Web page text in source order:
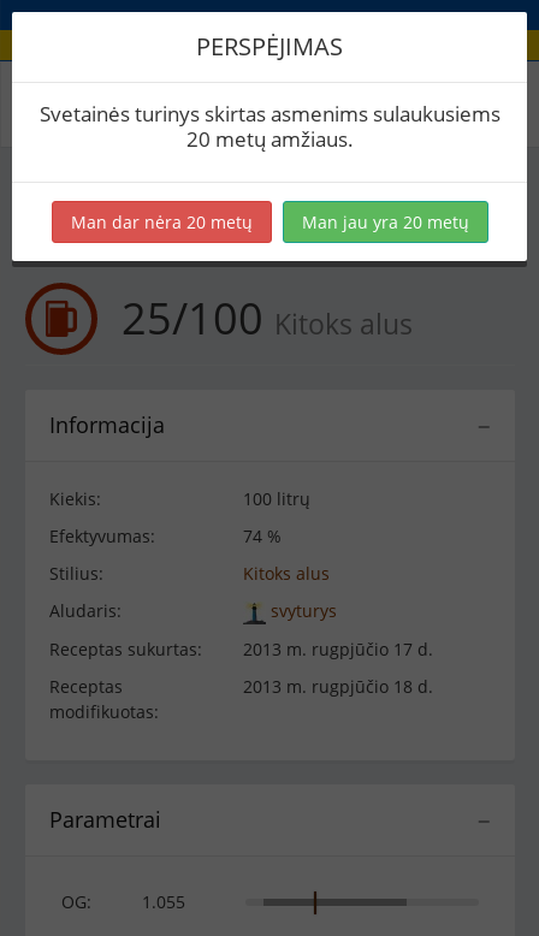
Receptas / 25/100
Virimai (1)
BeerXML
25/100 Kitoks alus
−
Informacija
Kiekis:
100 litrų
Efektyvumas:
74 %
Stilius:
Kitoks alus
Aludaris:
svyturys
Receptas sukurtas:
2013 m. rugpjūčio 17 d.
Receptas
modifikuotas:
2013 m. rugpjūčio 18 d.
−
Parametrai
OG: 1.055
PERSPĖJIMAS
Svetainės turinys skirtas asmenims sulaukusiems
20 metų amžiaus.
Man dar nėra 20 metų Man jau yra 20 metų